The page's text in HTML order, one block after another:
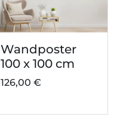
Wandposter
100 x 100 cm
126,00 €